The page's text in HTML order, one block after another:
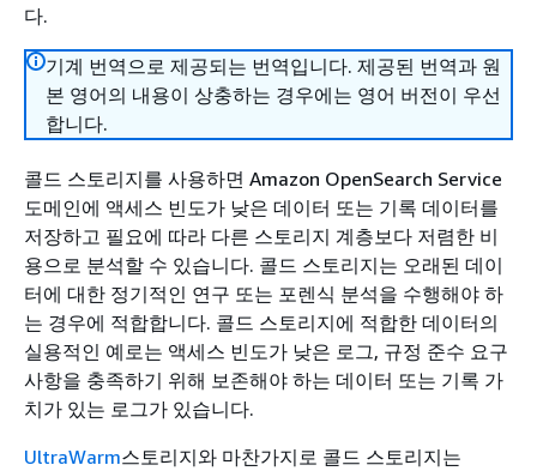
다.
기계 번역으로 제공되는 번역입니다. 제공된 번역과 원
본 영어의 내용이 상충하는 경우에는 영어 버전이 우선
합니다.
콜드 스토리지를 사용하면 Amazon OpenSearch Service
도메인에 액세스 빈도가 낮은 데이터 또는 기록 데이터를
저장하고 필요에 따라 다른 스토리지 계층보다 저렴한 비
용으로 분석할 수 있습니다. 콜드 스토리지는 오래된 데이
터에 대한 정기적인 연구 또는 포렌식 분석을 수행해야 하
는 경우에 적합합니다. 콜드 스토리지에 적합한 데이터의
실용적인 예로는 액세스 빈도가 낮은 로그, 규정 준수 요구
사항을 충족하기 위해 보존해야 하는 데이터 또는 기록 가
치가 있는 로그가 있습니다.
UltraWarm스토리지와 마찬가지로 콜드 스토리지는